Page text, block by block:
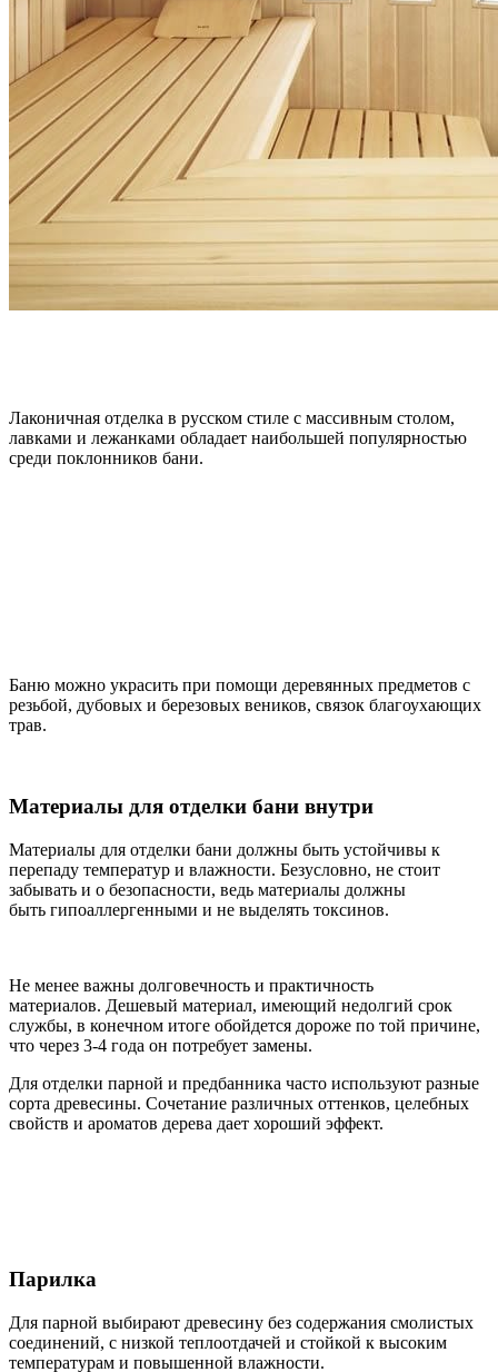
Лаконичная отделка в русском стиле с массивным столом,
лавками и лежанками обладает наибольшей популярностью
среди поклонников бани.
Баню можно украсить при помощи деревянных предметов с
резьбой, дубовых и березовых веников, связок благоухающих
трав.
Материалы для отделки бани внутри
Материалы для отделки бани должны быть устойчивы к
перепаду температур и влажности. Безусловно, не стоит
забывать и о безопасности, ведь материалы должны
быть гипоаллергенными и не выделять токсинов.
Не менее важны долговечность и практичность
материалов. Дешевый материал, имеющий недолгий срок
службы, в конечном итоге обойдется дороже по той причине,
что через 3-4 года он потребует замены.
Для отделки парной и предбанника часто используют разные
сорта древесины. Сочетание различных оттенков, целебных
свойств и ароматов дерева дает хороший эффект.
Парилка
Для парной выбирают древесину без содержания смолистых
соединений, с низкой теплоотдачей и стойкой к высоким
температурам и повышенной влажности.